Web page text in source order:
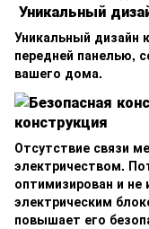
Уникальный
Уникальный дизайн
передней панелью,
вашего дома.
конструкция
Отсутствие связи
электричеством.
оптимизирован и
электрическим
повышает его